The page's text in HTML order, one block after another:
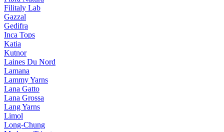
Filitaly Lab
Gazzal
Gedifra
Inca Tops
Katia
Kutnor
Laines Du Nord
Lamana
Lammy Yarns
Lana Gatto
Lana Grossa
Lang Yarns
Limol
Long-Chung